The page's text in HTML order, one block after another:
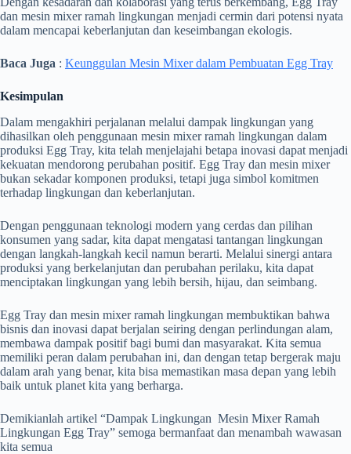
dan mesin mixer ramah lingkungan menjadi cermin dari potensi nyata
dalam mencapai keberlanjutan dan keseimbangan ekologis.
Baca Juga : Keunggulan Mesin Mixer dalam Pembuatan Egg Tray
Kesimpulan
Dalam mengakhiri perjalanan melalui dampak lingkungan yang
dihasilkan oleh penggunaan mesin mixer ramah lingkungan dalam
produksi Egg Tray, kita telah menjelajahi betapa inovasi dapat menjadi
kekuatan mendorong perubahan positif. Egg Tray dan mesin mixer
bukan sekadar komponen produksi, tetapi juga simbol komitmen
terhadap lingkungan dan keberlanjutan.
Dengan penggunaan teknologi modern yang cerdas dan pilihan
konsumen yang sadar, kita dapat mengatasi tantangan lingkungan
dengan langkah-langkah kecil namun berarti. Melalui sinergi antara
produksi yang berkelanjutan dan perubahan perilaku, kita dapat
menciptakan lingkungan yang lebih bersih, hijau, dan seimbang.
Egg Tray dan mesin mixer ramah lingkungan membuktikan bahwa
bisnis dan inovasi dapat berjalan seiring dengan perlindungan alam,
membawa dampak positif bagi bumi dan masyarakat. Kita semua
memiliki peran dalam perubahan ini, dan dengan tetap bergerak maju
dalam arah yang benar, kita bisa memastikan masa depan yang lebih
baik untuk planet kita yang berharga.
Demikianlah artikel “Dampak Lingkungan Mesin Mixer Ramah
Lingkungan Egg Tray” semoga bermanfaat dan menambah wawasan
kita semua